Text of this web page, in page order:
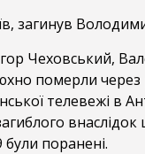
загинув
Чеховський,
померли
телевежі в
внаслідок
поранені.